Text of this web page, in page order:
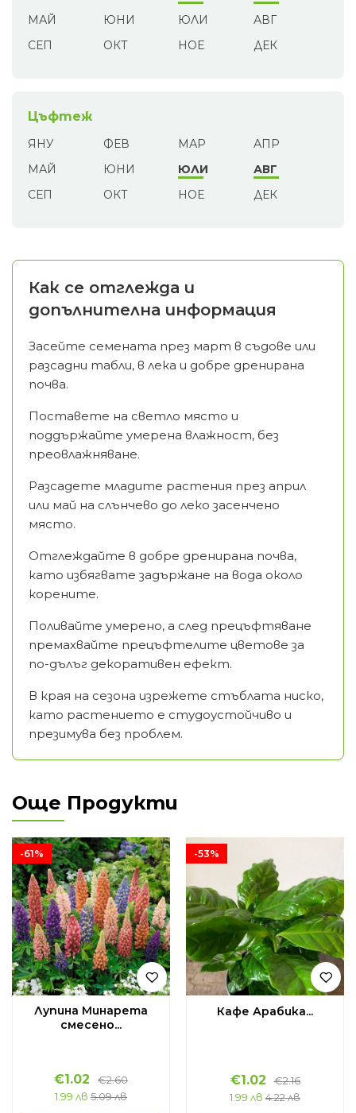
МАЙ
ЮНИ ЮЛИ
АВГ
СЕП
ОКТ НОЕ ДЕК
Цъфтеж
ЯНУ ФЕВ МАР
АПР
МАЙ
ЮНИ ЮЛИ
АВГ
СЕП
ОКТ НОЕ ДЕК
Как се отглежда и
допълнителна информация
Засейте семената през март в съдове или
разсадни табли, в лека и добре дренирана
почва.
Поставете на светло място и
поддържайте умерена влажност, без
преовлажняване.
Разсадете младите растения през април
или май на слънчево до леко засенчено
място.
Отглеждайте в добре дренирана почва,
като избягвате задържане на вода около
корените.
Поливайте умерено, а след прецъфтяване
премахвайте прецъфтелите цветове за
по-дълъг декоративен ефект.
В края на сезона изрежете стъблата ниско,
като растението е студоустойчиво и
презимува без проблем.
Още Продукти
-61%
Лупина Минарета
смесено...
€1.02 €2.60
1.99 лв 5.09 лв
-53%
Кафе Арабика...
€1.02 €2.16
1.99 лв 4.22 лв